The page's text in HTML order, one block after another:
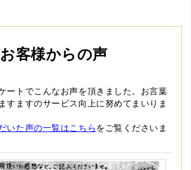
お客様からの声
ートでこんなお声を頂きました。 お言葉
すますのサービス向上に努めてまいりま
いた声の一覧はこちらをご覧くださいま